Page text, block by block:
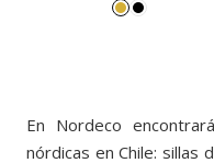
En Nordeco
nórdicas en Chile: sillas